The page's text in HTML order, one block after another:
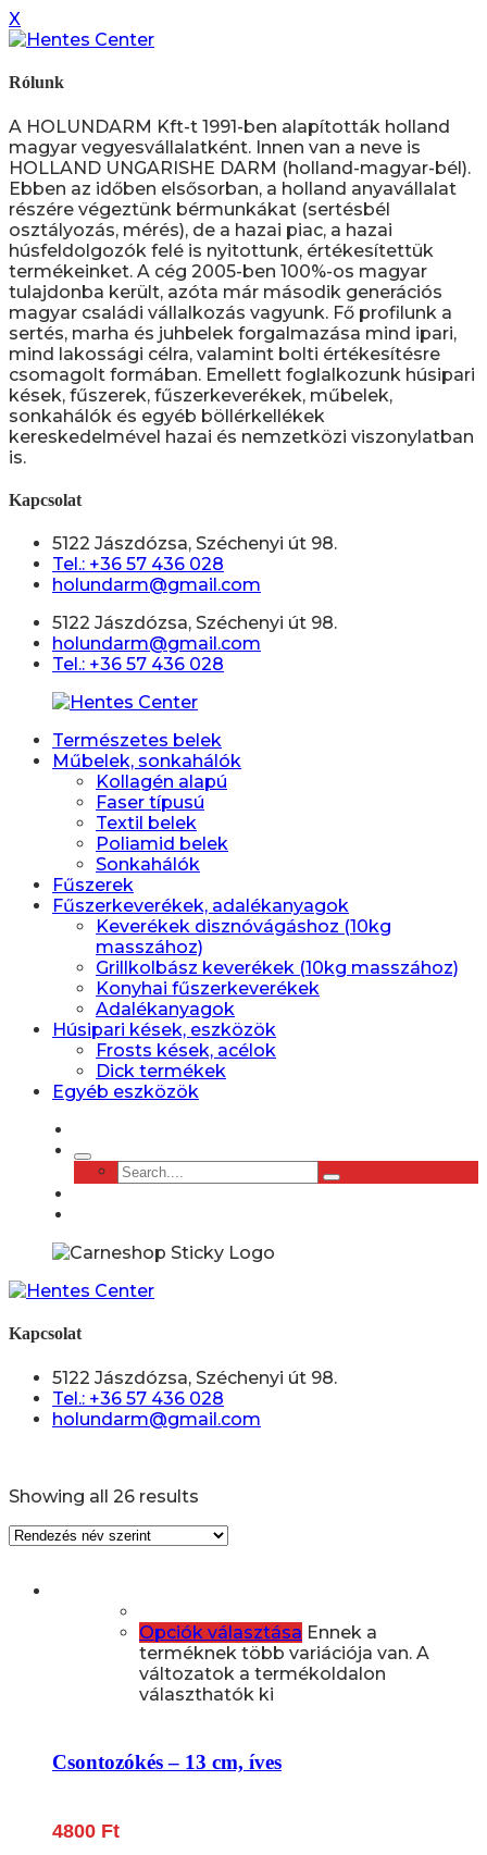
X
Rólunk
A HOLUNDARM Kft-t 1991-ben alapították holland
magyar vegyesvállalatként. Innen van a neve is
HOLLAND UNGARISHE DARM (holland-magyar-bél).
Ebben az időben elsősorban, a holland anyavállalat
részére végeztünk bérmunkákat (sertésbél
osztályozás, mérés), de a hazai piac, a hazai
húsfeldolgozók felé is nyitottunk, értékesítettük
termékeinket. A cég 2005-ben 100%-os magyar
tulajdonba került, azóta már második generációs
magyar családi vállalkozás vagyunk. Fő profilunk a
sertés, marha és juhbelek forgalmazása mind ipari,
mind lakossági célra, valamint bolti értékesítésre
csomagolt formában. Emellett foglalkozunk húsipari
kések, fűszerek, fűszerkeverékek, műbelek,
sonkahálók és egyéb böllérkellékek
kereskedelmével hazai és nemzetközi viszonylatban
is.
Kapcsolat
5122 Jászdózsa, Széchenyi út 98.
Tel.: +36 57 436 028
holundarm@gmail.com
5122 Jászdózsa, Széchenyi út 98.
holundarm@gmail.com
Tel.: +36 57 436 028
Természetes belek
Műbelek, sonkahálók
Kollagén alapú
Faser típusú
Textil belek
Poliamid belek
Sonkahálók
Fűszerek
Fűszerkeverékek, adalékanyagok
Keverékek disznóvágáshoz (10kg
masszához)
Grillkolbász keverékek (10kg masszához)
Konyhai fűszerkeverékek
Adalékanyagok
Húsipari kések, eszközök
Frosts kések, acélok
Dick termékek
Egyéb eszközök
Kapcsolat
5122 Jászdózsa, Széchenyi út 98.
Tel.: +36 57 436 028
holundarm@gmail.com
Showing all 26 results
Opciók választása Ennek a
terméknek több variációja van. A
változatok a termékoldalon
választhatók ki
Csontozókés – 13 cm, íves
4800 Ft